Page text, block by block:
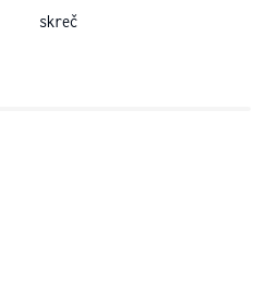
skreč